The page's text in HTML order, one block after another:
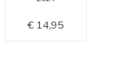
14,95